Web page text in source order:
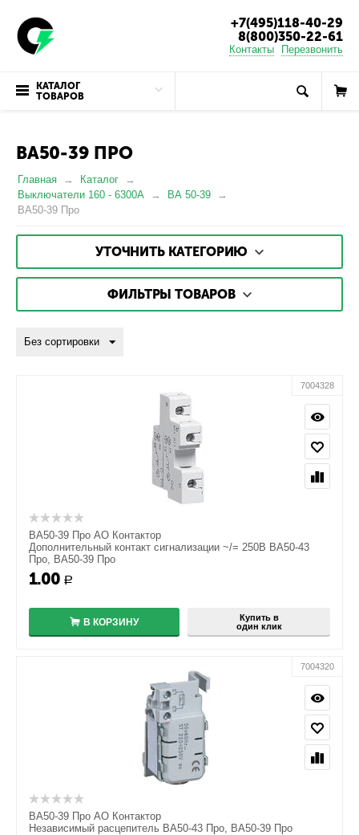
+7(495)118-40-29
8(800)350-22-61
Контакты Перезвонить
КАТАЛОГ
ТОВАРОВ
ВА50-39 ПРО
Главная
Каталог
Выключатели 160 - 6300А
ВА 50-39
ВА50-39 Про
УТОЧНИТЬ КАТЕГОРИЮ
ФИЛЬТРЫ ТОВАРОВ
Без сортировки
7004328
ВА50-39 Про АО Контактор
Дополнительный контакт сигнализации ~/= 250В ВА50-43
Про, ВА50-39 Про
1.00 Р
В КОРЗИНУ
Купить в
один клик
7004320
ВА50-39 Про АО Контактор
Независимый расцепитель ВА50-43 Про, ВА50-39 Про